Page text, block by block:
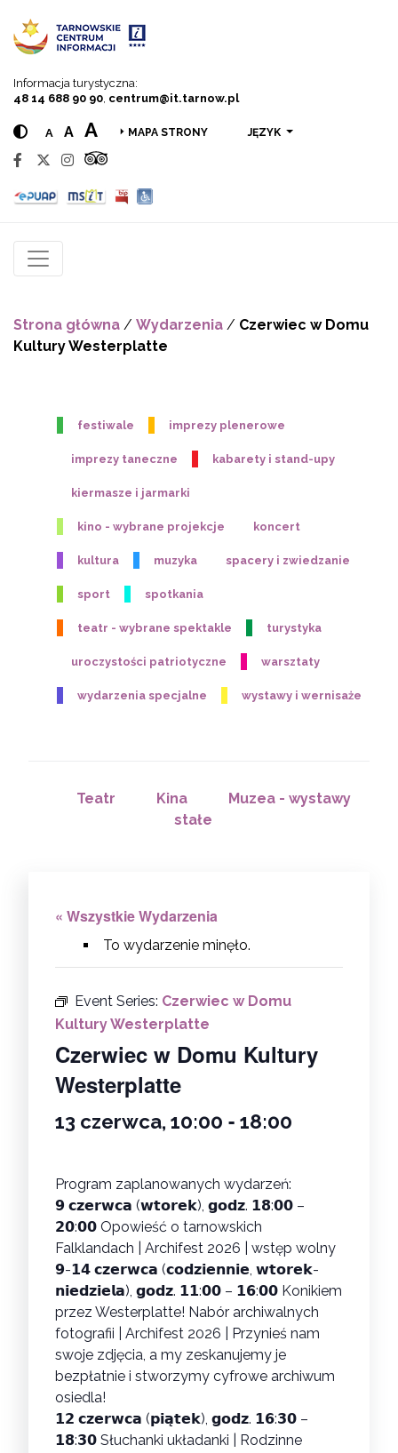
Informacja turystyczna:
48 14 688 90 90 centrum@it.tarnow.pl
A A A MAPA STRONY JĘZYK
Strona główna / Wydarzenia / Czerwiec w Domu
Kultury Westerplatte
festiwale imprezy plenerowe
imprezy taneczne kabarety i stand-upy
kiermasze i jarmarki
kino - wybrane projekcje koncert
kultura muzyka spacery i zwiedzanie
sport spotkania
teatr - wybrane spektakle turystyka
uroczystości patriotyczne warsztaty
wydarzenia specjalne wystawy i wernisaże
Teatr Kina
Muzea - wystawy
stałe
« Wszystkie Wydarzenia
To wydarzenie minęło.
Event Series: Czerwiec w Domu
Kultury Westerplatte
Czerwiec w Domu Kultury
Westerplatte
13 czerwca, 10:00 - 18:00
Program zaplanowanych wydarzeń:
𝟵 𝗰𝘇𝗲𝗿𝘄𝗰𝗮 (𝘄𝘁𝗼𝗿𝗲𝗸), 𝗴𝗼𝗱𝘇. 𝟭𝟴:𝟬𝟬 –
𝟮𝟬:𝟬𝟬 Opowieść o tarnowskich
Falklandach | Archifest 2026
| wstęp wolny
𝟵-𝟭𝟰 𝗰𝘇𝗲𝗿𝘄𝗰𝗮 (𝗰𝗼𝗱𝘇𝗶𝗲𝗻𝗻𝗶𝗲, 𝘄𝘁𝗼𝗿𝗲𝗸-
𝗻𝗶𝗲𝗱𝘇𝗶𝗲𝗹𝗮), 𝗴𝗼𝗱𝘇. 𝟭𝟭:𝟬𝟬 – 𝟭𝟲:𝟬𝟬 Konikiem
przez Westerplatte! Nabór archiwalnych
fotografii | Archifest 2026
| Przynieś nam
swoje zdjęcia, a my zeskanujemy je
bezpłatnie i stworzymy cyfrowe archiwum
osiedla!
𝟭𝟮 𝗰𝘇𝗲𝗿𝘄𝗰𝗮 (𝗽𝗶𝗮̨𝘁𝗲𝗸), 𝗴𝗼𝗱𝘇. 𝟭𝟲:𝟯𝟬 –
𝟭𝟴:𝟯𝟬 Słuchanki układanki | Rodzinne